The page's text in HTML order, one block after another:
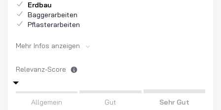
Erdbau
Baggerarbeiten
Pflasterarbeiten
Mehr Infos anzeigen
Relevanz-Score
Allgemein Gut Sehr Gut